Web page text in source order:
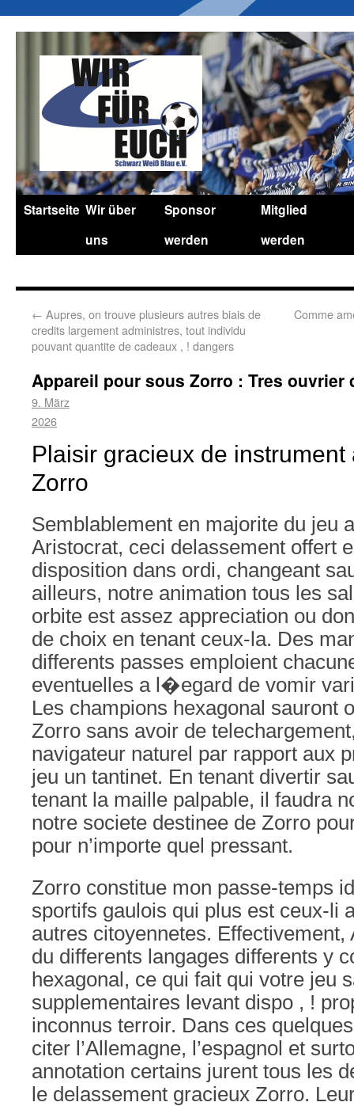
Startseite Wir über
uns
Sponsor
werden
Mitglied
werden
← Aupres, on trouve plusieurs autres biais de
credits largement administres, tout individu
pouvant quantite de cadeaux , ! dangers
Comme
Appareil pour sous Zorro : Tres ouvrier
9. März
2026
Plaisir gracieux de
Zorro
Semblablement en majorite du jeu
Aristocrat, ceci delassement offert
disposition dans ordi, changeant
ailleurs, notre animation tous les
orbite est assez appreciation ou
de choix en tenant ceux-la. Des
differents passes emploient
eventuelles a l�egard de vomir
Les champions hexagonal sauront
Zorro sans avoir de
navigateur naturel par rapport aux
jeu un tantinet. En tenant divertir
tenant la maille palpable, il faudra
notre societe destinee de Zorro
pour n’importe quel pressant.
Zorro constitue mon passe-temps
sportifs gaulois qui plus est ceux-li
autres citoyennetes. Effectivement,
du differents langages differents y
hexagonal, ce qui fait qui votre jeu
supplementaires levant dispo , !
inconnus terroir. Dans ces
citer l’Allemagne, l’espagnol et
annotation certains jurent tous les
le delassement gracieux Zorro.